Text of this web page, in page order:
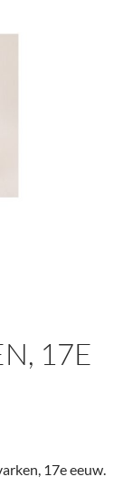
17E
17e eeuw.